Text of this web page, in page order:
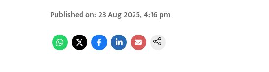
Published on:23 Aug 2025, 4:16 pm